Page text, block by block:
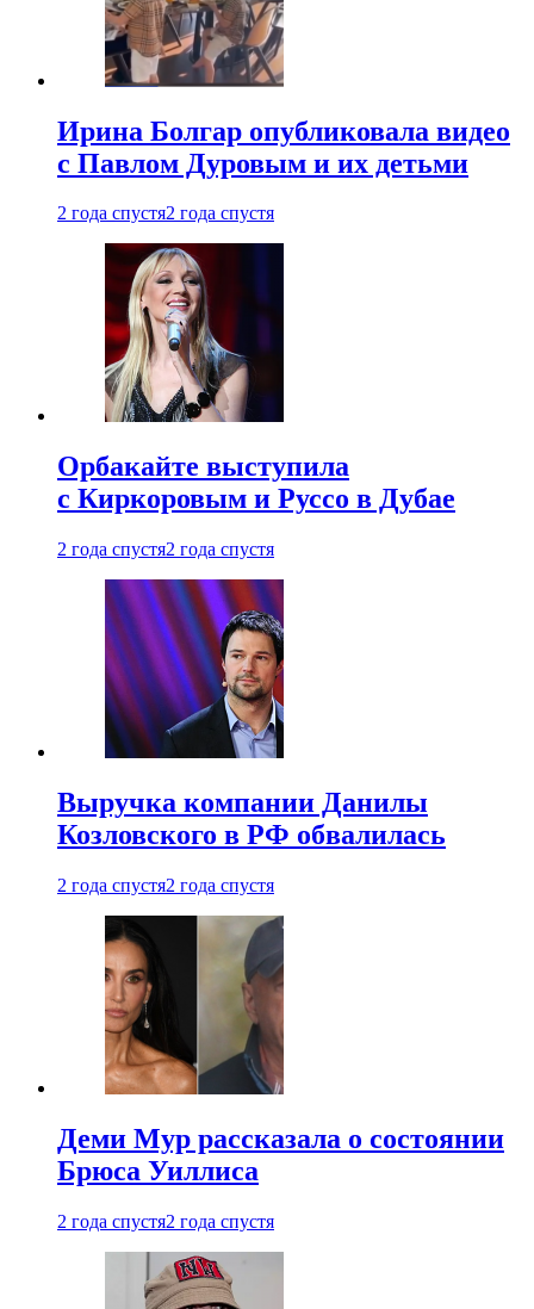
Ирина Болгар опубликовала видео
с Павлом Дуровым и их детьми
2 года спустя2 года спустя
Орбакайте выступила
с Киркоровым и Руссо в Дубае
2 года спустя2 года спустя
Выручка компании Данилы
Козловского в РФ обвалилась
2 года спустя2 года спустя
Деми Мур рассказала о состоянии
Брюса Уиллиса
2 года спустя2 года спустя